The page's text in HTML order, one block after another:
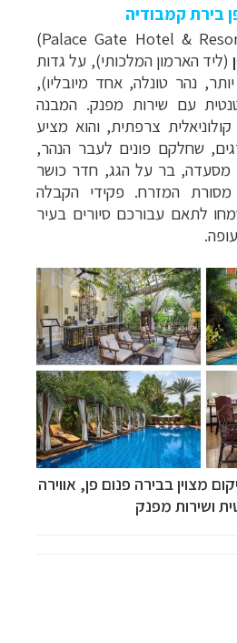
בירת קמבודיה
Palace Gate Hotel &
)
(ליד הארמון המלכותי), על גדות
נהר טונלה, אחד מיובליו),
עם שירות מפנק. המבנה
צרפתית, והוא מציע
שחלקם פונים לעבר הנהר,
מסעדה, בר על הגג, חדר כושר
המזרח. פקידי הקבלה
לתאם עבורכם סיורים בעיר
מצוין בבירה פנום פן, אווירה
ושירות מפנק